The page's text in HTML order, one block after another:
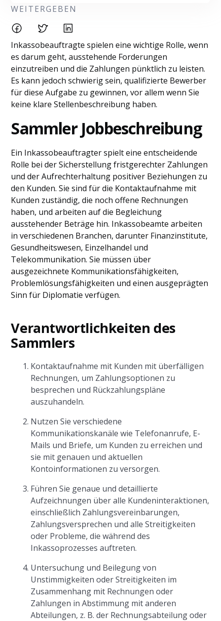
WEITERGEBEN
Inkassobeauftragte spielen eine wichtige Rolle, wenn
es darum geht, ausstehende Forderungen
einzutreiben und die Zahlungen pünktlich zu leisten.
Es kann jedoch schwierig sein, qualifizierte Bewerber
für diese Aufgabe zu gewinnen, vor allem wenn Sie
keine klare Stellenbeschreibung haben.
Sammler Jobbeschreibung
Ein Inkassobeauftragter spielt eine entscheidende
Rolle bei der Sicherstellung fristgerechter Zahlungen
und der Aufrechterhaltung positiver Beziehungen zu
den Kunden. Sie sind für die Kontaktaufnahme mit
Kunden zuständig, die noch offene Rechnungen
haben, und arbeiten auf die Begleichung
ausstehender Beträge hin. Inkassobeamte arbeiten
in verschiedenen Branchen, darunter Finanzinstitute,
Gesundheitswesen, Einzelhandel und
Telekommunikation. Sie müssen über
ausgezeichnete Kommunikationsfähigkeiten,
Problemlösungsfähigkeiten und einen ausgeprägten
Sinn für Diplomatie verfügen.
Verantwortlichkeiten des
Sammlers
Kontaktaufnahme mit Kunden mit überfälligen
Rechnungen, um Zahlungsoptionen zu
besprechen und Rückzahlungspläne
auszuhandeln.
Nutzen Sie verschiedene
Kommunikationskanäle wie Telefonanrufe, E-
Mails und Briefe, um Kunden zu erreichen und
sie mit genauen und aktuellen
Kontoinformationen zu versorgen.
Führen Sie genaue und detaillierte
Aufzeichnungen über alle Kundeninteraktionen,
einschließlich Zahlungsvereinbarungen,
Zahlungsversprechen und alle Streitigkeiten
oder Probleme, die während des
Inkassoprozesses auftreten.
Untersuchung und Beilegung von
Unstimmigkeiten oder Streitigkeiten im
Zusammenhang mit Rechnungen oder
Zahlungen in Abstimmung mit anderen
Abteilungen, z. B. der Rechnungsabteilung oder